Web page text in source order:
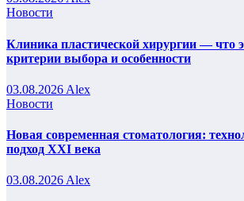
Новости
Клиника пластической хирургии — что
критерии выбора и особенности
03.08.2026 Alex
Новости
Новая современная стоматология:
подход XXI века
03.08.2026 Alex